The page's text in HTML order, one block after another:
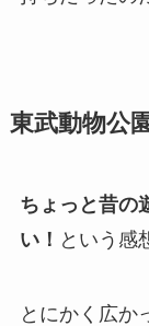
東武動物公
ちょっと昔の
い！ という感
とにかく広か